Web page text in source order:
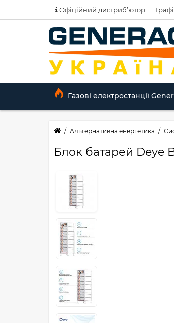
Офіційний дистриб’ютор
Газові електростанції
Альтернативна енергетика
Блок батарей Deye